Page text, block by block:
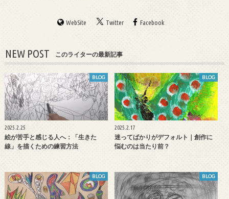
WebSite Twitter Facebook
NEW POST このライターの最新記事
BLOG
2025.2.25
絵が苦手と感じる人へ：「生きた
線」を描くための練習方法
BLOG
2025.2.17
迷ってばかりがデフォルト｜創作に
悩むのは当たり前？
BLOG BLOG